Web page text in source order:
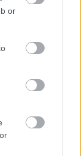
or
pedig a
nihilista
trilógia
királya